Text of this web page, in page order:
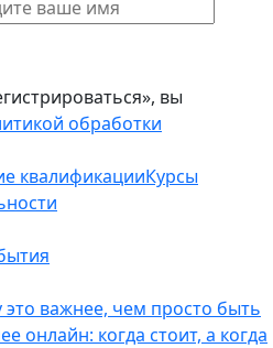
вы
обработки
квалификацииКурсы
важнее, чем просто быть
онлайн: когда стоит, а когда